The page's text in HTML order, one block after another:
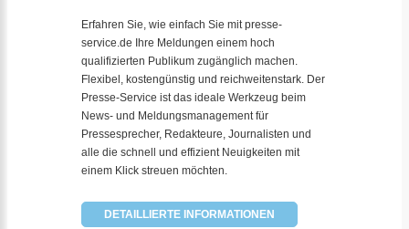
Erfahren Sie, wie einfach Sie mit presse-
service.de Ihre Meldungen einem hoch
qualifizierten Publikum zugänglich machen.
Flexibel, kostengünstig und reichweitenstark. Der
Presse-Service ist das ideale Werkzeug beim
News- und Meldungsmanagement für
Pressesprecher, Redakteure, Journalisten und
alle die schnell und effizient Neuigkeiten mit
einem Klick streuen möchten.
DETAILLIERTE INFORMATIONEN